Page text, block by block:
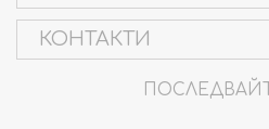
КОНТАКТИ